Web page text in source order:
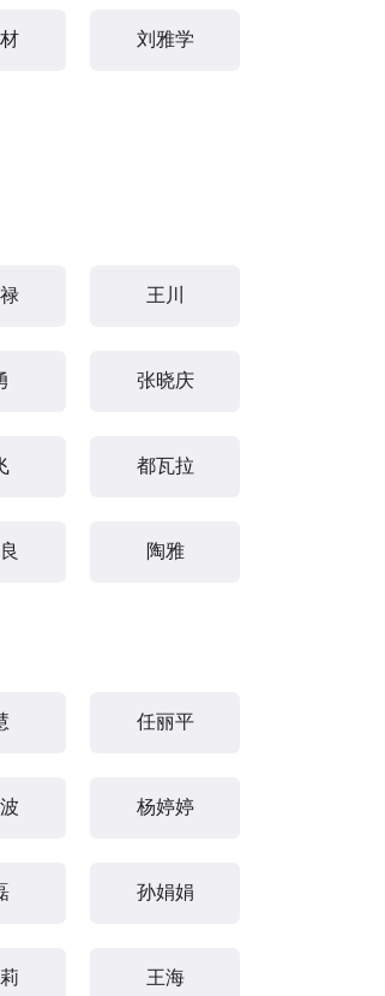
刘雅学
王川
张晓庆
都瓦拉
陶雅
任丽平
杨婷婷
孙娟娟
王海